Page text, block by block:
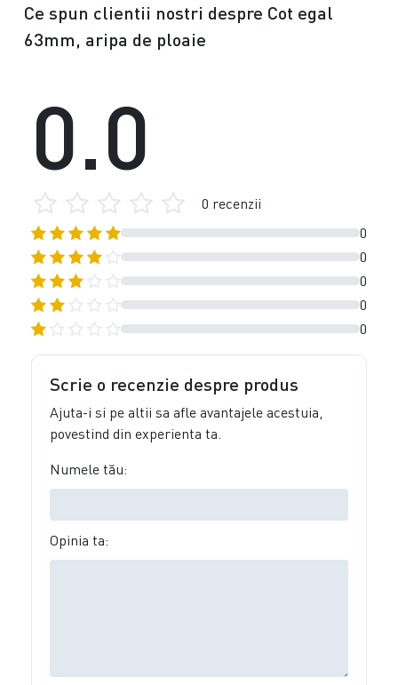
Ce spun clientii nostri despre Cot egal
63mm, aripa de ploaie
0
0
0
0
0
0.0
0 recenzii
Scrie o recenzie despre produs
Ajuta-i si pe altii sa afle avantajele acestuia,
povestind din experienta ta.
Numele tău:
Opinia ta: